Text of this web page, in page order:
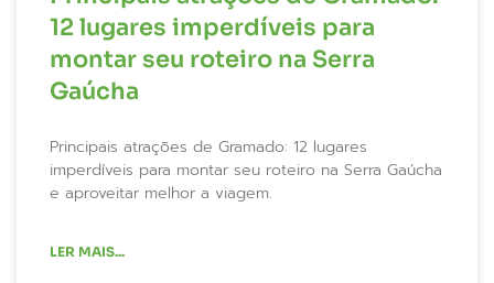
12 lugares imperdíveis para
montar seu roteiro na Serra
Gaúcha
Principais atrações de Gramado: 12 lugares
imperdíveis para montar seu roteiro na Serra Gaúcha
e aproveitar melhor a viagem.
LER MAIS...